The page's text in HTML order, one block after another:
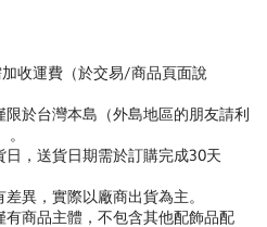
收運費（於交易/商品頁面說
於台灣本島（外島地區的朋友請利
，送貨日期需於訂購完成30天
異，實際以廠商出貨為主。
商品主體，不包含其他配飾品配